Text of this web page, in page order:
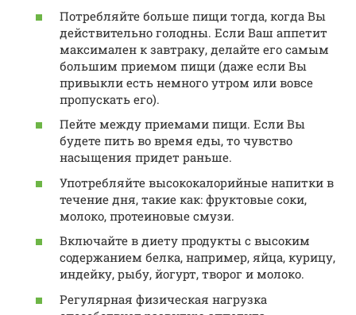
Потребляйте больше пищи тогда, когда Вы
действительно голодны. Если Ваш аппетит
максимален к завтраку, делайте его самым
большим приемом пищи (даже если Вы
привыкли есть немного утром или вовсе
пропускать его).
Пейте между приемами пищи. Если Вы
будете пить во время еды, то чувство
насыщения придет раньше.
Употребляйте высококалорийные напитки в
течение дня, такие как: фруктовые соки,
молоко, протеиновые смузи.
Включайте в диету продукты с высоким
содержанием белка, например, яйца, курицу,
индейку, рыбу, йогурт, творог и молоко.
Регулярная физическая нагрузка